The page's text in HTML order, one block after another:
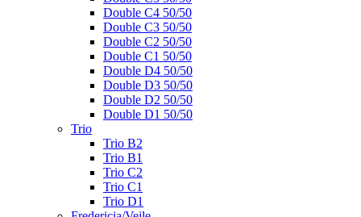
Double C4 50/50
Double C3 50/50
Double C2 50/50
Double C1 50/50
Double D4 50/50
Double D3 50/50
Double D2 50/50
Double D1 50/50
Trio
Trio B2
Trio B1
Trio C2
Trio C1
Trio D1